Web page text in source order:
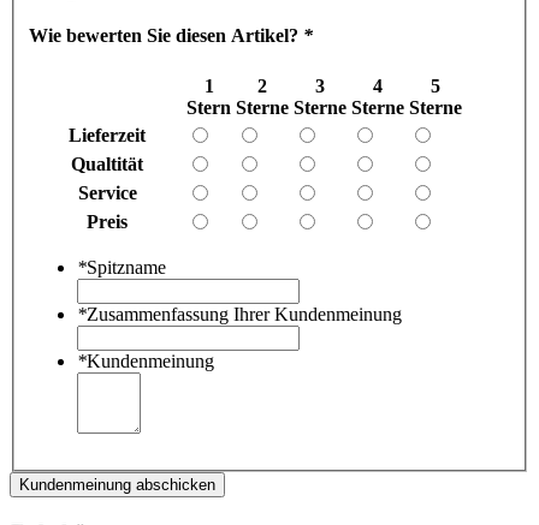
Wie bewerten Sie diesen Artikel? *
1
Stern
2
Sterne
3
Sterne
4
Sterne
5
Sterne
Lieferzeit
Qualtität
Service
Preis
*Spitzname
*Zusammenfassung Ihrer Kundenmeinung
*Kundenmeinung
Kundenmeinung abschicken